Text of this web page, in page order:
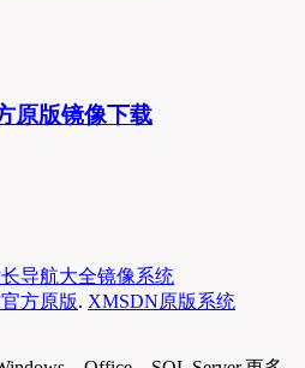
原版镜像下载
导航大全镜像系统
方原版. XMSDN原版系统